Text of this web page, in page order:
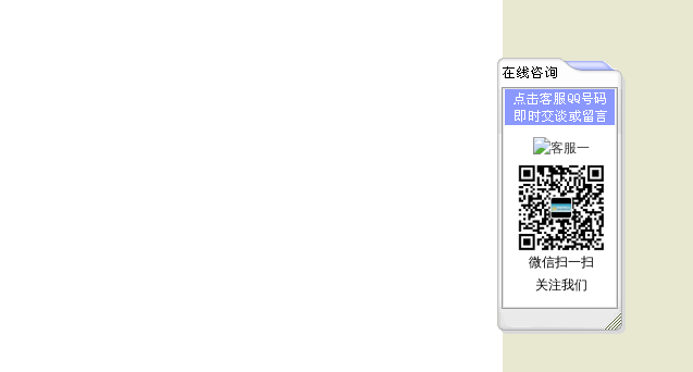
微信扫一扫
关注我们